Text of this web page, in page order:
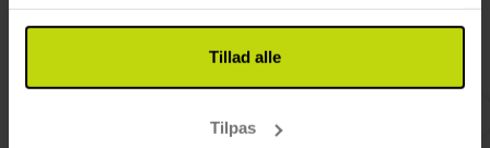
Tillad alle
Tilpas